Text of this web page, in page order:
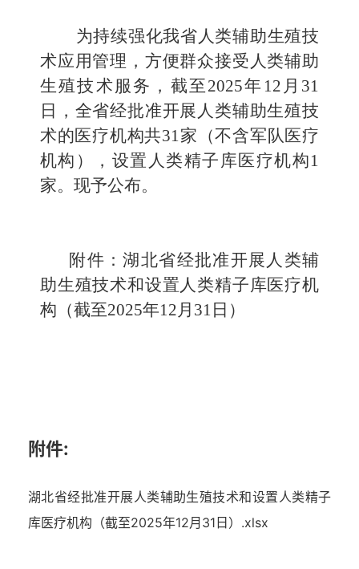
为持续强化我省人类辅助生殖技
术应用管理，方便群众接受人类辅助
生殖技术服务，截至2025年12月31
日，全省经批准开展人类辅助生殖技
术的医疗机构共31家（不含军队医疗
机构），设置人类精子库医疗机构1
家。现予公布。
附件：湖北省经批准开展人类辅
助生殖技术和设置人类精子库医疗机
构（截至2025年12月31日）
附件:
湖北省经批准开展人类辅助生殖技术和设置人类精子
库医疗机构（截至2025年12月31日）.xlsx